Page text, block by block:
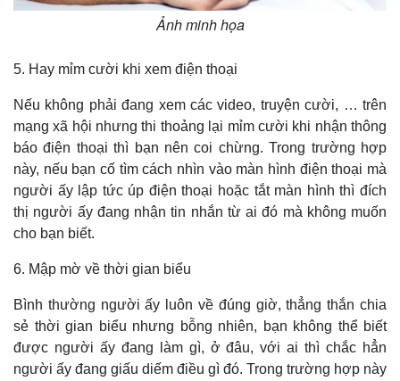
Ảnh minh họa
5. Hay mỉm cười khi xem điện thoại
Nếu không phải đang xem các video, truyện cười, … trên
mạng xã hội nhưng thi thoảng lại mỉm cười khi nhận thông
báo điện thoại thì bạn nên coi chừng. Trong trường hợp
này, nếu bạn cố tìm cách nhìn vào màn hình điện thoại mà
người ấy lập tức úp điện thoại hoặc tắt màn hình thì đích
thị người ấy đang nhận tin nhắn từ ai đó mà không muốn
cho bạn biết.
6. Mập mờ về thời gian biểu
Bình thường người ấy luôn về đúng giờ, thẳng thắn chia
sẻ thời gian biểu nhưng bỗng nhiên, bạn không thể biết
được người ấy đang làm gì, ở đâu, với ai thì chắc hẳn
người ấy đang giấu diếm điều gì đó. Trong trường hợp này